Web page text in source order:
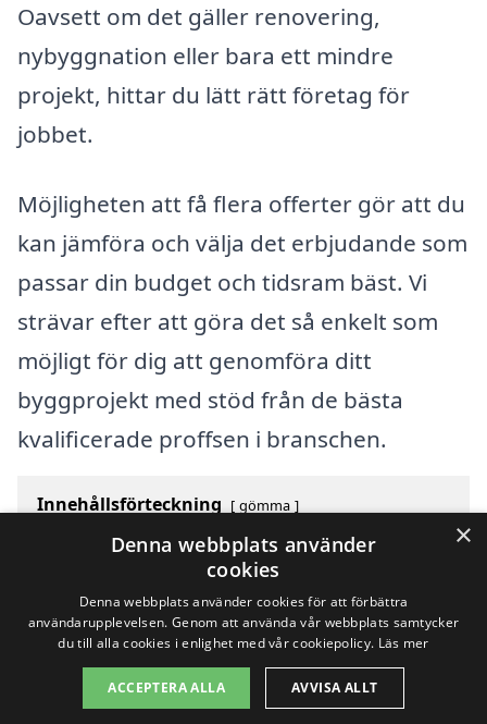
Oavsett om det gäller renovering,
nybyggnation eller bara ett mindre
projekt, hittar du lätt rätt företag för
jobbet.
Möjligheten att få flera offerter gör att du
kan jämföra och välja det erbjudande som
passar din budget och tidsram bäst. Vi
strävar efter att göra det så enkelt som
möjligt för dig att genomföra ditt
byggprojekt med stöd från de bästa
kvalificerade proffsen i branschen.
Innehållsförteckning gömma
Översikt över svenska städer som börjar med A
Sök efter en skicklig byggföretag i andra städer i
Copyright 2026 - Pilanto Aps
Om / kontakt Blogg Webbplatskarta Villkor
×
Denna webbplats använder
cookies
Denna webbplats använder cookies för att förbättra
användarupplevelsen. Genom att använda vår webbplats samtycker
du till alla cookies i enlighet med vår cookiepolicy. Läs mer
ACCEPTERA ALLA AVVISA ALLT